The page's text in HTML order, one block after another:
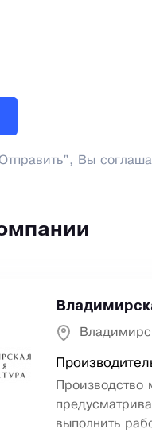
Вы
Производство
выполнить